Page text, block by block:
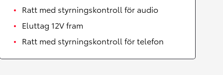
Ratt med styrningskontroll för audio
Eluttag 12V fram
Ratt med styrningskontroll för telefon